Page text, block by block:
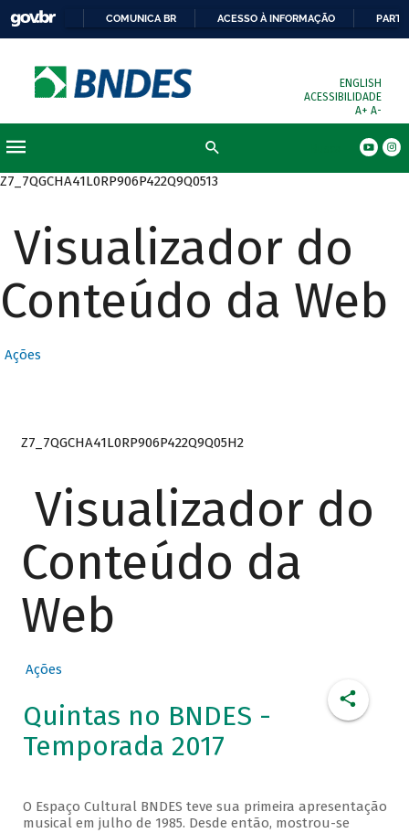
COMUNICA BR ACESSO À INFORMAÇÃO
ENGLISH
ACESSIBILIDADE
A+ A-
Z7_7QGCHA41L0RP906P422Q9Q0513
Visualizador do
Conteúdo da Web
Ações
Z7_7QGCHA41L0RP906P422Q9Q05H2
Visualizador do
Conteúdo da
Web
Ações
Quintas no BNDES -
Temporada 2017
O Espaço Cultural BNDES teve sua primeira apresentação
musical em julho de 1985. Desde então, mostrou-se